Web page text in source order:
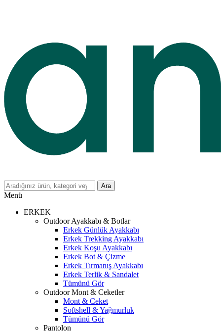
Ara
Menü
ERKEK
Outdoor Ayakkabı & Botlar
Erkek Günlük Ayakkabı
Erkek Trekking Ayakkabı
Erkek Koşu Ayakkabı
Erkek Bot & Çizme
Erkek Tırmanış Ayakkabı
Erkek Terlik & Sandalet
Tümünü Gör
Outdoor Mont & Ceketler
Mont & Ceket
Softshell & Yağmurluk
Tümünü Gör
Pantolon